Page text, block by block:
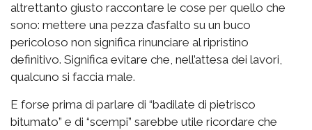
altrettanto giusto raccontare le cose per quello che
sono: mettere una pezza d’asfalto su un buco
pericoloso non significa rinunciare al ripristino
definitivo. Significa evitare che, nell’attesa dei lavori,
qualcuno si faccia male.
E forse prima di parlare di “badilate di pietrisco
bitumato” e di “scempi” sarebbe utile ricordare che